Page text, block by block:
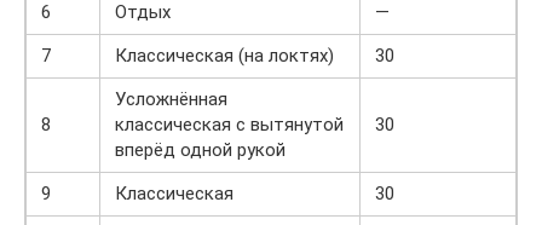
6
Отдых
—
7
Классическая (на локтях) 30
8
Усложнённая
классическая с вытянутой
вперёд одной рукой
30
9 Классическая 30